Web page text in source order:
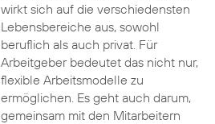
wirkt sich auf die verschiedensten
Lebensbereiche aus, sowohl
beruflich als auch privat. Für
Arbeitgeber bedeutet das nicht nur,
flexible Arbeitsmodelle zu
ermöglichen. Es geht auch darum,
gemeinsam mit den Mitarbeitern